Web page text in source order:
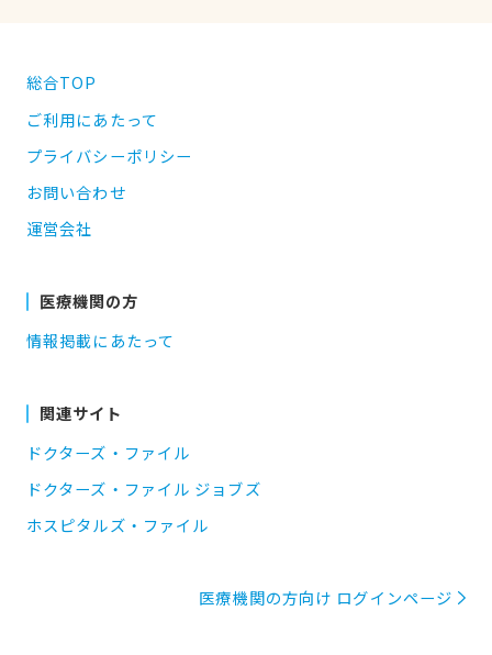
総合TOP
ご利用にあたって
プライバシーポリシー
お問い合わせ
運営会社
医療機関の方
情報掲載にあたって
関連サイト
ドクターズ・ファイル
ドクターズ・ファイル ジョブズ
ホスピタルズ・ファイル
医療機関の方向け ログインページ